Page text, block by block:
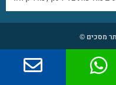
מסכים ©